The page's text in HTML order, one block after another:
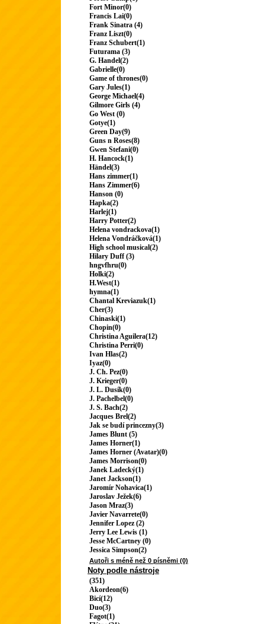
Fort Minor(0)
Francis Lai(0)
Frank Sinatra (4)
Franz Liszt(0)
Franz Schubert(1)
Futurama (3)
G. Handel(2)
Gabrielle(0)
Game of thrones(0)
Gary Jules(1)
George Michael(4)
Gilmore Girls (4)
Go West (0)
Gotye(1)
Green Day(9)
Guns n Roses(8)
Gwen Stefani(0)
H. Hancock(1)
Händel(3)
Hans zimmer(1)
Hans Zimmer(6)
Hanson (0)
Hapka(2)
Harlej(1)
Harry Potter(2)
Helena vondrackova(1)
Helena Vondráčková(1)
High school musical(2)
Hilary Duff (3)
hngvfhru(0)
Holki(2)
H.West(1)
hymna(1)
Chantal Kreviazuk(1)
Cher(3)
Chinaski(1)
Chopin(0)
Christina Aguilera(12)
Christina Perri(0)
Ivan Hlas(2)
Iyaz(0)
J. Ch. Pez(0)
J. Krieger(0)
J. L. Dusík(0)
J. Pachelbel(0)
J. S. Bach(2)
Jacques Brel(2)
Jak se budí princezny(3)
James Blunt (5)
James Horner(1)
James Horner (Avatar)(0)
James Morrison(0)
Janek Ladecký(1)
Janet Jackson(1)
Jaromír Nohavica(1)
Jaroslav Ježek(6)
Jason Mraz(3)
Javier Navarrete(0)
Jennifer Lopez (2)
Jerry Lee Lewis (1)
Jesse McCartney (0)
Jessica Simpson(2)
Autoři s méně než 0 písněmi (0)
Noty podle nástroje
(351)
Akordeon(6)
Bicí(12)
Duo(3)
Fagot(1)